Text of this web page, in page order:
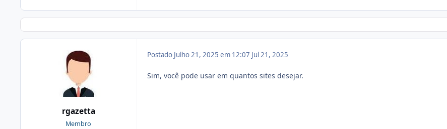
rgazetta
Membro
Postado Julho 21, 2025 em 12:07 Jul 21, 2025
Sim, você pode usar em quantos sites desejar.